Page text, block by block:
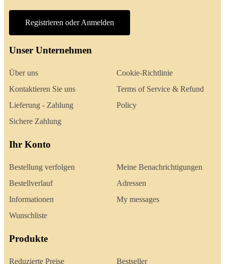
Registrieren oder Anmelden
Unser Unternehmen
Über uns
Kontaktieren Sie uns
Lieferung - Zahlung
Sichere Zahlung
Cookie-Richtlinie
Terms of Service & Refund
Policy
Ihr Konto
Bestellung verfolgen
Bestellverlauf
Informationen
Wunschliste
Meine Benachrichtigungen
Adressen
My messages
Produkte
Reduzierte Preise Bestseller